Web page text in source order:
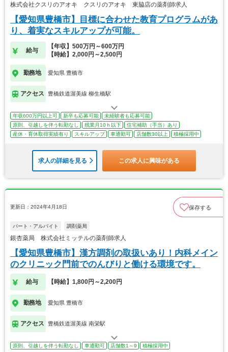
株式会社クスリのアオキ クスリのアオキ 東脇店の薬剤師求人
【愛知県豊橋市】目標に合わせた教育プログラムがあ
り、着実なスキルアップが可能。
給与
【年収】500万円～600万円
【時給】2,000円～2,500円
勤務地 愛知県 豊橋市
アクセス 豊橋鉄道渥美線 柳生橋駅
年収600万円以上可 新卒も応募可能
未経験者も応募可能
原則、引越しを伴う転勤なし
残業月10ｈ以下
住宅補助（手当）あり
産休・育休取得実績有り
スキルアップ 車通勤可 店舗数30以上 積極採用中
求人の詳細を見る この求人に興味がある
更新日：2024年4月18日 保存する
パート・アルバイト 調剤薬局
銀杏薬局 株式会社ミッテルの薬剤師求人
【愛知県豊橋市】漢方調剤の取扱いあり！内科メイン
のクリニック門前でのんびりと働ける環境です。
給与 【時給】1,800円～2,200円
勤務地 愛知県 豊橋市
アクセス 豊橋鉄道渥美線 南栄駅
原則、引越しを伴う転勤なし 車通勤可 店舗数1～9 積極採用中